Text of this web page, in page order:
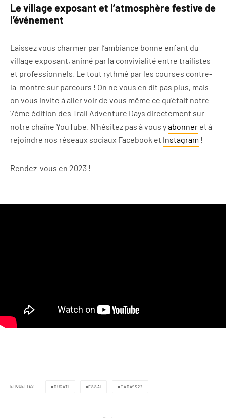
Le village exposant et l’atmosphère festive de
l’événement
Laissez vous charmer par l’ambiance bonne enfant du
village exposant, animé par la convivialité entre trailistes
et professionnels. Le tout rythmé par les courses contre-
la-montre sur parcours ! On ne vous en dit pas plus, mais
on vous invite à aller voir de vous même ce qu’était notre
7ème édition des Trail Adventure Days directement sur
notre chaîne YouTube. N’hésitez pas à vous yabonner et à
rejoindre nos réseaux sociaux Facebook et Instagram !
Rendez-vous en 2023 !
ÉTIQUETTES DUCATI ESSAI TADAYS22